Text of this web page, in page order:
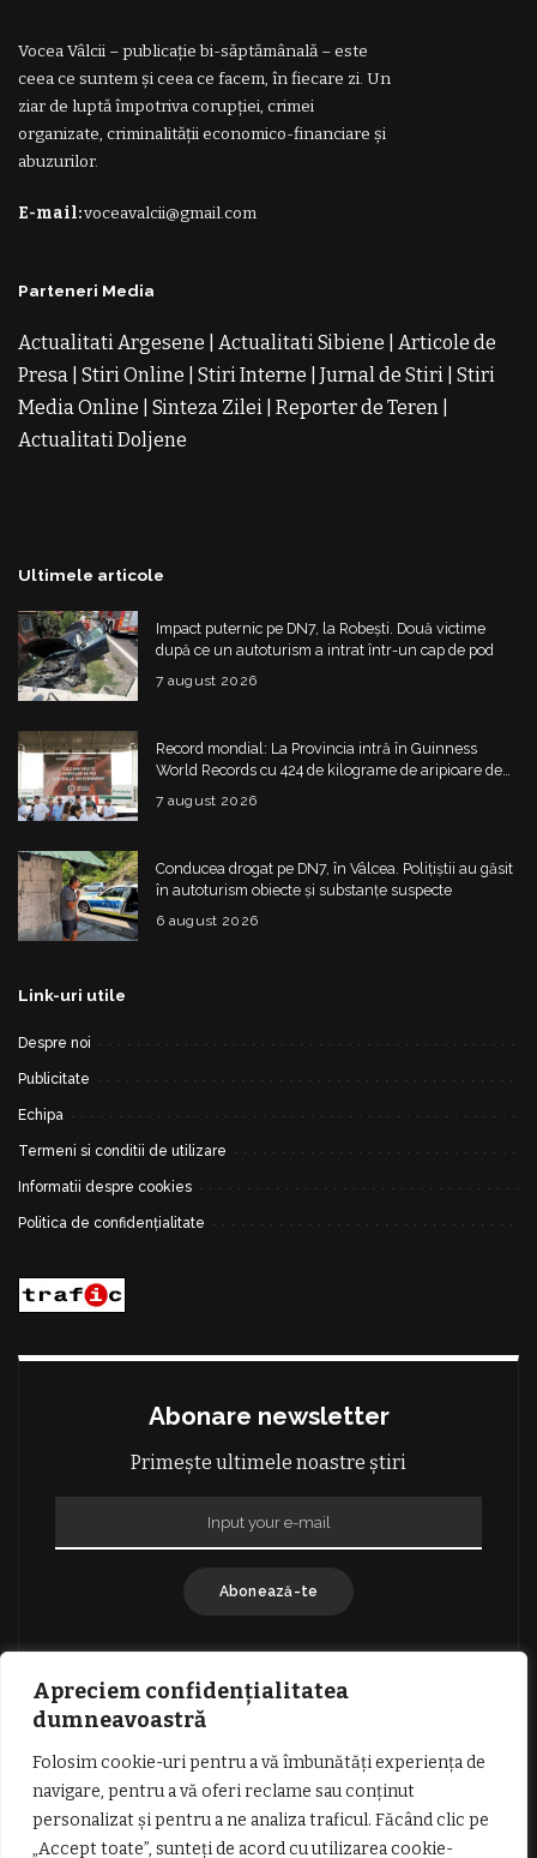
Apreciem confidențialitatea
dumneavoastră
Folosim cookie-uri pentru a vă îmbunătăți experiența de
navigare, pentru a vă oferi reclame sau conținut
personalizat și pentru a ne analiza traficul. Făcând clic pe
„Accept toate”, sunteți de acord cu utilizarea cookie-
Vocea Vâlcii – publicație bi-săptămânală – este
ceea ce suntem și ceea ce facem, în fiecare zi. Un
ziar de luptă împotriva corupției, crimei
organizate, criminalității economico-financiare și
abuzurilor.
E-mail:voceavalcii@gmail.com
Parteneri Media
Actualitati Argesene Actualitati Sibiene
Articole de
Presa Stiri Online Stiri Interne Jurnal de Stiri Stiri
Media Online
Sinteza Zilei Reporter de Teren
Actualitati Doljene
Ultimele articole
Impact puternic pe DN7, la Robești. Două victime
după ce un autoturism a intrat într-un cap de pod
7 august 2026
Record mondial: La Provincia intră în Guinness
World Records cu 424 de kilograme de aripioare de
pui servite la un eveniment
7 august 2026
Conducea drogat pe DN7, în Vâlcea. Polițiștii au găsit
în autoturism obiecte și substanțe suspecte
6 august 2026
Link-uri utile
Despre noi
Publicitate
Echipa
Termeni si conditii de utilizare
Informatii despre cookies
Politica de confidențialitate
Abonare newsletter
Primește ultimele noastre știri
Abonează-te
TERMENI SI CONDITII DE UTILIZARE
INFORMATII DESPRE COOKIES
DESPRE NOI
PUBLICITATE